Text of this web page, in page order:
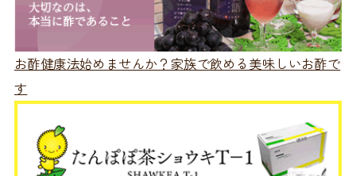
お酢健康法始めませんか？家族で飲める美味しいお酢で
す